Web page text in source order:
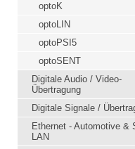
optoK
optoLIN
optoPSI5
optoSENT
Digitale Audio / Video-
Übertragung
Digitale Signale /
Ethernet - Automotive &
LAN